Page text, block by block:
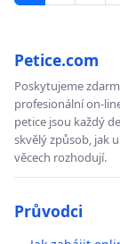
Petice.com
Poskytujeme
profesionální on-
petice jsou každý
skvělý způsob, jak
věcech rozhodují.
Průvodci